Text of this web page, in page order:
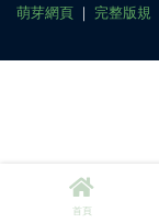
萌芽網頁｜ 完整版規
首頁